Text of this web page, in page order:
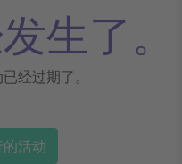
生了。
经过期了。
活动